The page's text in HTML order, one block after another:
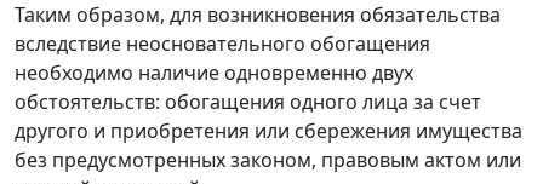
Таким образом, для возникновения обязательства
вследствие неосновательного обогащения
необходимо наличие одновременно двух
обстоятельств: обогащения одного лица за счет
другого и приобретения или сбережения имущества
без предусмотренных законом, правовым актом или